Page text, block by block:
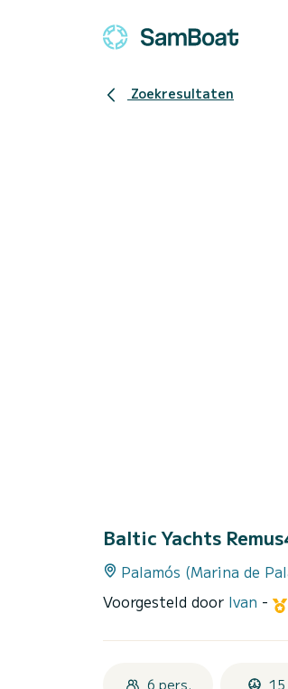
Zoekresultaten
Baltic Yachts
Palamós (Marina de
Voorgesteld door Ivan -
6 pers. 15